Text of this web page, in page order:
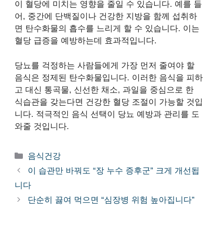
이 혈당에 미치는 영향을 줄일 수 있습니다. 예를 들
어, 중간에 단백질이나 건강한 지방을 함께 섭취하
면 탄수화물의 흡수를 느리게 할 수 있습니다. 이는
혈당 급증을 예방하는데 효과적입니다.
당뇨를 걱정하는 사람들에게 가장 먼저 줄여야 할
음식은 정제된 탄수화물입니다. 이러한 음식을 피하
고 대신 통곡물, 신선한 채소, 과일을 중심으로 한
식습관을 갖는다면 건강한 혈당 조절이 가능할 것입
니다. 적극적인 음식 선택이 당뇨 예방과 관리를 도
와줄 것입니다.
카
테
리
음식건강
이 습관만 바꿔도 “장 누수 증후군” 크게 개선됩
니다
단순히 끓여 먹으면 “심장병 위험 높아집니다”